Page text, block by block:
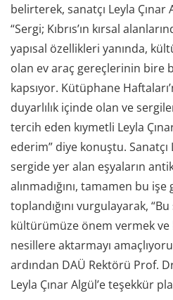
belirterek, sanatçı Leyla Çınar
“Sergi; Kıbrıs’ın kırsal
yapısal özellikleri yanında,
olan ev araç gereçlerinin bire
kapsıyor. Kütüphane
duyarlılık içinde olan ve
tercih eden kıymetli Leyla
ederim” diye konuştu. Sanatçı
sergide yer alan eşyaların
alınmadığını, tamamen bu
toplandığını vurgulayarak,
kültürümüze önem vermek
nesillere aktarmayı
ardından DAÜ Rektörü Prof.
Leyla Çınar Algül’e teşekkür